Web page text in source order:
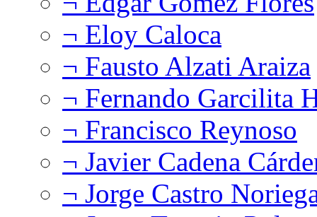
¬ Eloy Caloca
¬ Fausto Alzati Araiza
¬ Fernando Garcilita
¬ Francisco Reynoso
¬ Javier Cadena
¬ Jorge Castro